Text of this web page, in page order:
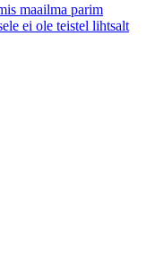
maailma parim
ei ole teistel lihtsalt